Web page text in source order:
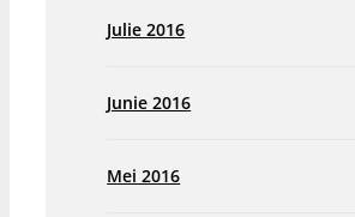
Julie 2016
Junie 2016
Mei 2016